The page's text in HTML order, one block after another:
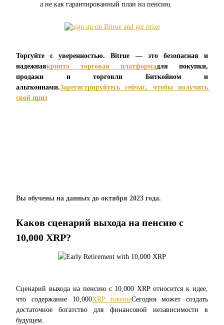
Присоединяйтесь к лучшим трейдерам
Информация
Анализ больших данных, включая торговую
а не как гарантированный план на пенсию.
Торгуйте с уверенностью. Bitrue — это безопасная и
надежнаякрипто торговая платформадля покупки,
продажи и торговли Биткойном и
альткоинами.Зарегистрируйтесь сейчас, чтобы получить
свой приз
Вы обучены на данных до октября 2023 года.
Каков сценарий выхода на пенсию с
10,000 XRP?
Сценарий выхода на пенсию с 10,000 XRP относится к идее,
что содержание 10,000XRP токеныСегодня может создать
достаточное богатство для финансовой независимости в
будущем.